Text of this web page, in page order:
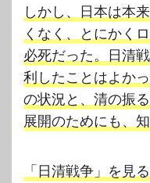
しかし、日本は本
くなく、とにかく
必死だった。日清
利したことはよか
の状況と、清の振
展開のためにも、
「日清戦争」を見